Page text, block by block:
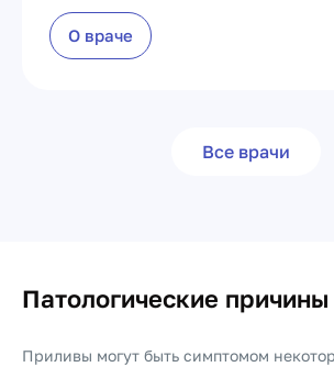
О враче
Все врачи
Патологические
Приливы могут быть симптомом